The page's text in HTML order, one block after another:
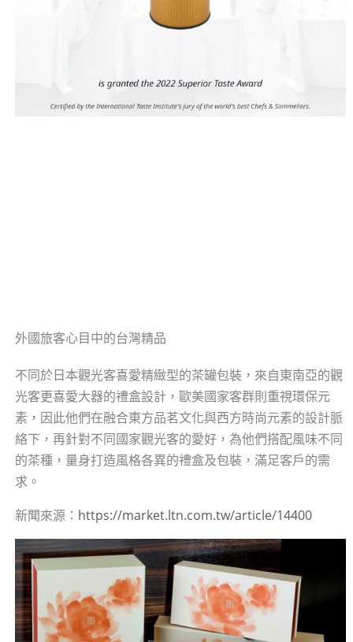
外國旅客心目中的台灣精品
不同於日本觀光客喜愛精緻型的茶罐包裝，來自東南亞的觀
光客更喜愛大器的禮盒設計，歐美國家客群則重視環保元
素，因此他們在融合東方品茗文化與西方時尚元素的設計脈
絡下，再針對不同國家觀光客的愛好，為他們搭配風味不同
的茶種，量身打造風格各異的禮盒及包裝，滿足客戶的需
求。
新聞來源： https://market.ltn.com.tw/article/14400